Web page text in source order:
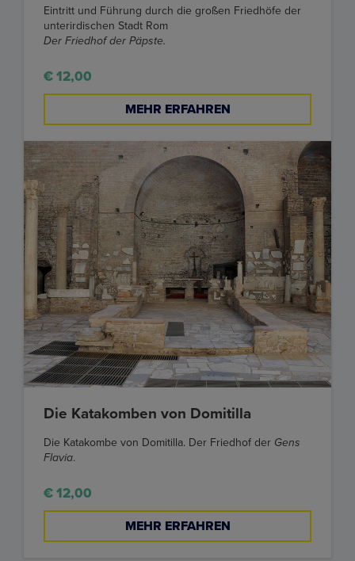
Eintritt und Führung durch die großen Friedhöfe der
unterirdischen Stadt Rom
Der Friedhof der Päpste.
€ 12,00
MEHR ERFAHREN
Die Katakomben von Domitilla
Die Katakombe von Domitilla. Der Friedhof der Gens
Flavia.
€ 12,00
MEHR ERFAHREN